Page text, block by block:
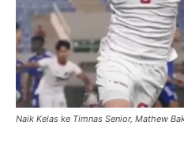
Naik Kelas ke Timnas Senior, Mathew